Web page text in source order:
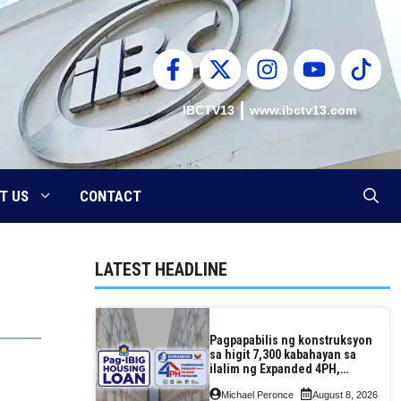
IBCTV13 www.ibctv13.com
US CONTACT
LATEST HEADLINE
Pagpapabilis ng konstruksyon
sa higit 7,300 kabahayan sa
ilalim ng Expanded 4PH,
ng Pag-IBIG at P.A. Alvarez
Michael Peronce August 8, 2026